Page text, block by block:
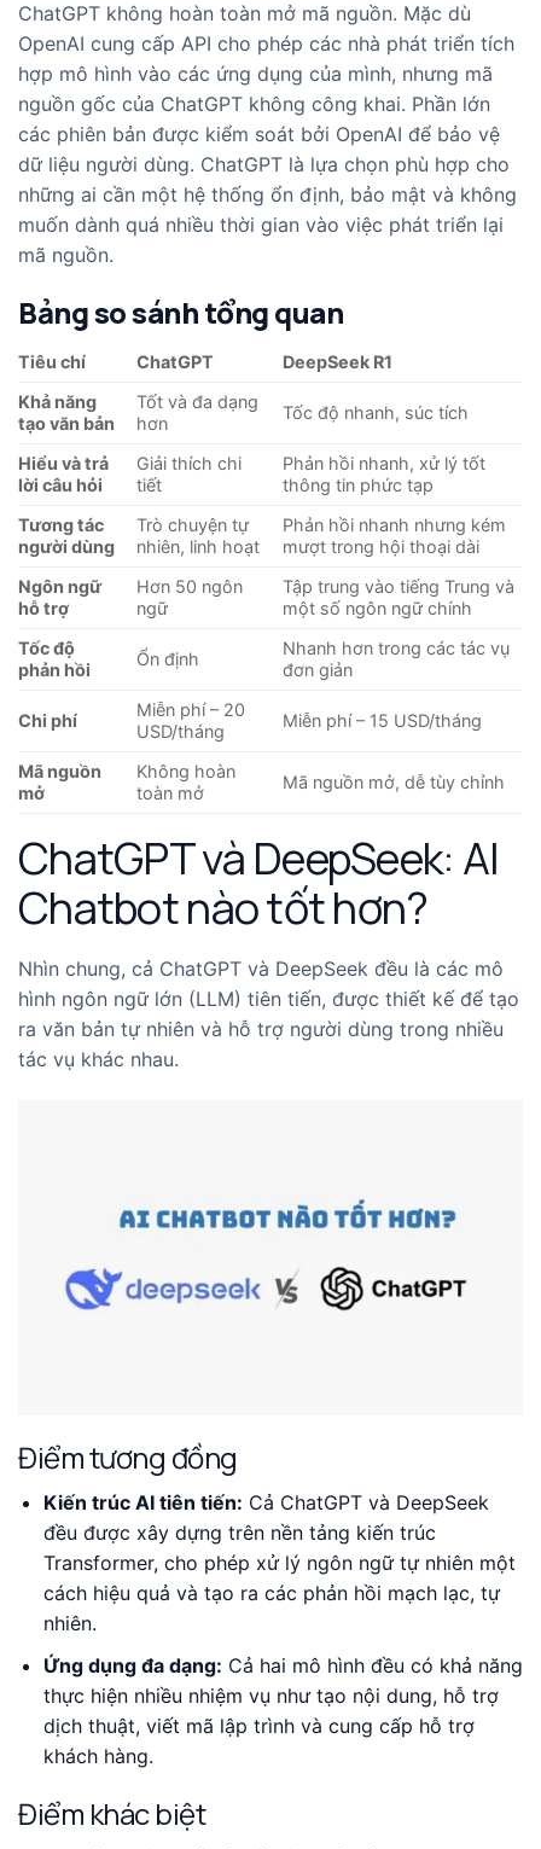
ChatGPT không hoàn toàn mở mã nguồn. Mặc dù
OpenAI cung cấp API cho phép các nhà phát triển tích
hợp mô hình vào các ứng dụng của mình, nhưng mã
nguồn gốc của ChatGPT không công khai. Phần lớn
các phiên bản được kiểm soát bởi OpenAI để bảo vệ
dữ liệu người dùng. ChatGPT là lựa chọn phù hợp cho
những ai cần một hệ thống ổn định, bảo mật và không
muốn dành quá nhiều thời gian vào việc phát triển lại
mã nguồn.
Bảng so sánh tổng quan
Tiêu chí ChatGPT
DeepSeek R1
Khả năng
tạo văn bản
Tốt và đa dạng
hơn
Tốc độ nhanh, súc tích
Hiểu và trả
lời câu hỏi
Giải thích chi
tiết
Phản hồi nhanh, xử lý tốt
thông tin phức tạp
Tương tác
người dùng
Trò chuyện tự
nhiên, linh hoạt
Phản hồi nhanh nhưng kém
mượt trong hội thoại dài
Ngôn ngữ
hỗ trợ
Hơn 50 ngôn
ngữ
Tập trung vào tiếng Trung và
một số ngôn ngữ chính
Tốc độ
phản hồi
Ổn định
Nhanh hơn trong các tác vụ
đơn giản
Chi phí
Miễn phí – 20
USD/tháng
Miễn phí – 15 USD/tháng
Mã nguồn
mở
Không hoàn
toàn mở
Mã nguồn mở, dễ tùy chỉnh
ChatGPT và DeepSeek: AI
Chatbot nào tốt hơn?
Nhìn chung, cả ChatGPT và DeepSeek đều là các mô
hình ngôn ngữ lớn (LLM) tiên tiến, được thiết kế để tạo
ra văn bản tự nhiên và hỗ trợ người dùng trong nhiều
tác vụ khác nhau.
Điểm tương đồng
Kiến trúc AI tiên tiến: Cả ChatGPT và DeepSeek
đều được xây dựng trên nền tảng kiến trúc
Transformer, cho phép xử lý ngôn ngữ tự nhiên một
cách hiệu quả và tạo ra các phản hồi mạch lạc, tự
nhiên.
Ứng dụng đa dạng: Cả hai mô hình đều có khả năng
thực hiện nhiều nhiệm vụ như tạo nội dung, hỗ trợ
dịch thuật, viết mã lập trình và cung cấp hỗ trợ
khách hàng.
Điểm khác biệt